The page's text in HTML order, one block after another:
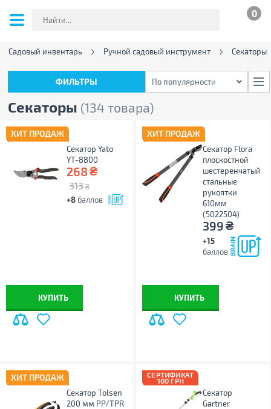
0
Садовый инвентарь Ручной садовый инструмент Секаторы
Секаторы (134 товара)
ФИЛЬТРЫ По популярности
ХИТ ПРОДАЖ
Секатор Yato
YT-8800
268₴
313 ₴
+8 баллов
КУПИТЬ
ХИТ ПРОДАЖ
Секатор Flora
плоскостной
шестеренчатый
стальные
рукоятки
610мм
(5022504)
399₴
+15
баллов
КУПИТЬ
ХИТ ПРОДАЖ
Секатор Tolsen
200 мм PP/TPR
СЕРТИФИКАТ
100 ГРН
Секатор
Gartner
ФИЛЬТРЫ По популярности